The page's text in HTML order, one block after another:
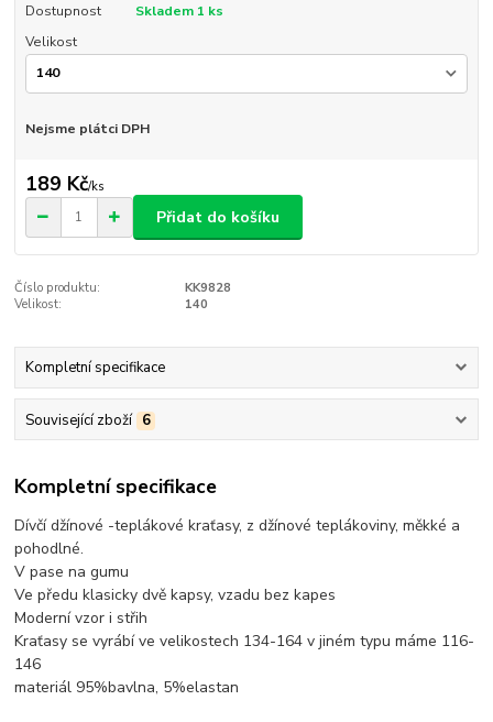
Dostupnost
Skladem 1 ks
Velikost
Nejsme plátci DPH
189 Kč/ks
Přidat do košíku
Číslo produktu:
KK9828
Velikost:
140
Kompletní specifikace
Související zboží 6
Kompletní specifikace
Dívčí džínové -teplákové kraťasy, z džínové teplákoviny, měkké a
pohodlné.
V pase na gumu
Ve předu klasicky dvě kapsy, vzadu bez kapes
Moderní vzor i střih
Kraťasy se vyrábí ve velikostech 134-164 v jiném typu máme 116-
146
materiál 95%bavlna, 5%elastan